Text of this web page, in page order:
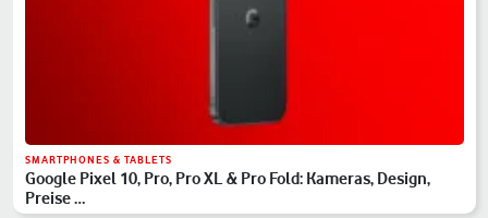
SMARTPHONES & TABLETS
Google Pixel 10, Pro, Pro XL & Pro Fold: Kameras, Design,
Preise …